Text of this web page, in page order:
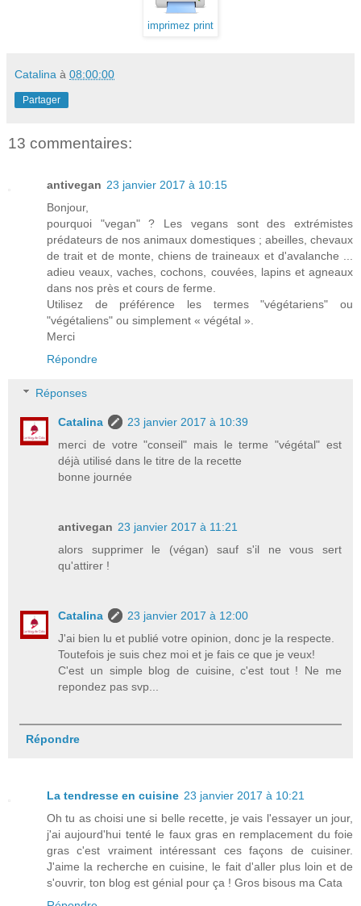
imprimez print
Catalina à 08:00:00
Partager
13 commentaires:
antivegan 23 janvier 2017 à 10:15
Bonjour,
pourquoi "vegan" ? Les vegans sont des extrémistes
prédateurs de nos animaux domestiques ; abeilles, chevaux
de trait et de monte, chiens de traineaux et d'avalanche ...
adieu veaux, vaches, cochons, couvées, lapins et agneaux
dans nos près et cours de ferme.
Utilisez de préférence les termes "végétariens" ou
"végétaliens" ou simplement « végétal ».
Merci
Répondre
Réponses
Catalina
23 janvier 2017 à 10:39
merci de votre "conseil" mais le terme "végétal" est
déjà utilisé dans le titre de la recette
bonne journée
antivegan 23 janvier 2017 à 11:21
alors supprimer le (végan) sauf s'il ne vous sert
qu'attirer !
Catalina
23 janvier 2017 à 12:00
J'ai bien lu et publié votre opinion, donc je la respecte.
Toutefois je suis chez moi et je fais ce que je veux!
C'est un simple blog de cuisine, c'est tout ! Ne me
repondez pas svp...
Répondre
La tendresse en cuisine 23 janvier 2017 à 10:21
Oh tu as choisi une si belle recette, je vais l'essayer un jour,
j'ai aujourd'hui tenté le faux gras en remplacement du foie
gras c'est vraiment intéressant ces façons de cuisiner.
J'aime la recherche en cuisine, le fait d'aller plus loin et de
s'ouvrir, ton blog est génial pour ça ! Gros bisous ma Cata